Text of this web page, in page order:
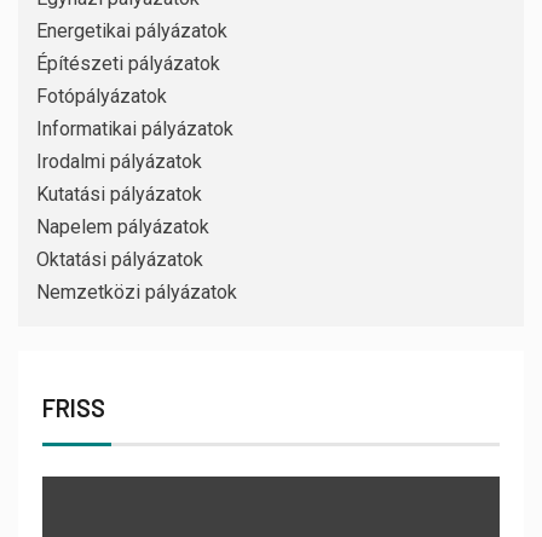
Energetikai pályázatok
Építészeti pályázatok
Fotópályázatok
Informatikai pályázatok
Irodalmi pályázatok
Kutatási pályázatok
Napelem pályázatok
Oktatási pályázatok
Nemzetközi pályázatok
FRISS